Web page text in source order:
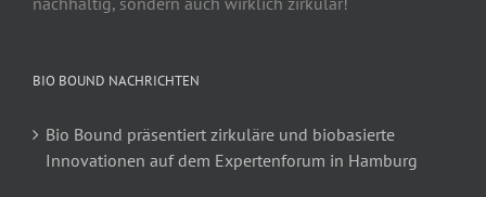
BIO BOUND NACHRICHTEN
Bio Bound präsentiert zirkuläre und biobasierte
Innovationen auf dem Expertenforum in Hamburg